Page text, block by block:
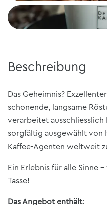
Beschreibung
Das Geheimnis?
schonende, langsame
verarbeitet ausschliesslich
sorgfältig ausgewählt von
Kaffee-Agenten weltweit
Ein Erlebnis für alle Sinne
Tasse!
Das Angebot enthält: